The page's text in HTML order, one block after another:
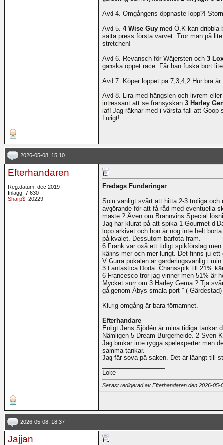
Avd 4. Omgångens öppnaste lopp?!
Avd 5. 4 Wise Guy med Ö.K kan dribbla
sätta press första varvet. Tror man på
stretchen!
Avd 6. Revansch för Wäjersten och 3
ganska öppet race. Får han fuska bort
Avd 7. Köper loppet på 7,3,4,2 Hur bra är
Avd 8. Lira med hängslen och livrem
intressant att se fransyskan 3 Harley
iaf! Jag räknar med i värsta fall att Goop
Lurigt!
2026-05-08, 15:10
Efterhandaren
Reg.datum: dec 2019
Inlägg: 7 630
Sharp$: 20229
Fredags Funderingar
Som vanligt svårt att hitta 2-3 troliga
avgörande för att få råd med eventuella
måste ? Även om Brännvins Special
Jag har klurat på att spika 1 Gourmet
lopp arkivet och hon är nog inte helt
på kvalet. Dessutom barfota fram.
6 Prank var oxå ett tidigt spikförslag
känns mer och mer lurigt. Det finns ju
V Gurra pokalen är garderingsvänlig i
3 Fantastica Doda. Chansspik till 21%
6 Francesco tror jag vinner men 51% är
Mycket surr om 3 Harley Gema ? Tja
gå genom Åbys smala port ” (
Klurig omgång är bara förnamnet.
Efterhandare
Enligt Jens Sjödén är mina tidiga tankar
Nämligen 5 Dream Burgerheide. 2 Sven
Jag brukar inte rygga spelexperter men
samma tankar.
Jag får sova på saken. Det är låångt till
Loke
Senast redigerad av Efterhandaren den 2026-
2026-05-08, 18:37
Jajjan